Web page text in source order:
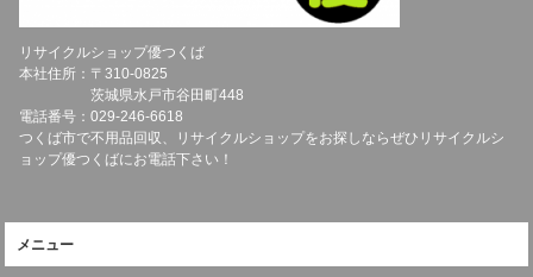
リサイクルショップ優つくば
本社住所：〒310-0825
茨城県水戸市谷田町448
電話番号：029-246-6618
つくば市で不用品回収、リサイクルショップをお探しならぜひリサイクルシ
ョップ優つくばにお電話下さい！
メニュー